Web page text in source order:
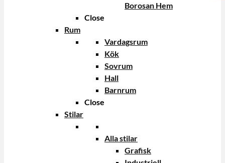
Borosan Hem
Close
Rum
Vardagsrum
Kök
Sovrum
Hall
Barnrum
Close
Stilar
Alla stilar
Grafisk